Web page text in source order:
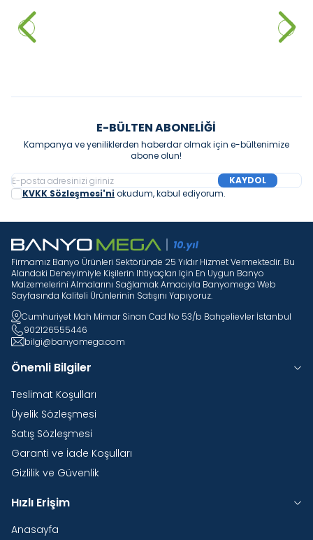
Dolabı Beyaz
10.032,00
E-BÜLTEN ABONELIĞI
Kampanya ve yeniliklerden haberdar olmak için e-bültenimize
abone olun!
KAYDOL
KVKK Sözleşmesi'ni okudum, kabul ediyorum.
Firmamız Banyo Ürünleri Sektöründe 25 Yıldır Hizmet Vermektedir. Bu
Alandaki Deneyimiyle Kişilerin Ihtiyaçları Için En Uygun Banyo
Malzemelerini Almalarını Sağlamak Amacıyla Banyomega Web
Sayfasında Kaliteli Ürünlerinin Satışını Yapıyoruz.
Cumhuriyet Mah Mimar Sinan Cad No 53/b Bahçelievler İstanbul
902126555446
bilgi@banyomega.com
Önemli Bilgiler
Teslimat Koşulları
Üyelik Sözleşmesi
Satış Sözleşmesi
Garanti ve İade Koşulları
Gizlilik ve Güvenlik
Hızlı Erişim
Anasayfa